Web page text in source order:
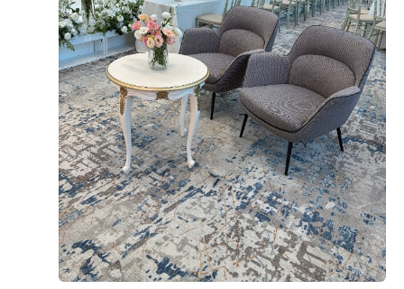
찾기 어려웠는데 요기는 확실히 층고가 높아서 웅장하다
🤩 예식이 없는 평일에 상담을 간 거라 하늘 뚜껑이 열리지
않았는데도 이렇게 화사합니다요.. 실제 주말 식때는 더더
더 밝았다!!! 들어가자마자 꽃향기 대박… 🌸 펠리체홀의
매력: 앞 큰 화면을 내 취향대로 꾸밀 수 있음 ! 양 옆 통창
도 너무 맘에 들었던.. 양옆에 커튼을 치고 식을 진행할 수
도 있고, 사진처럼 커튼을 열고 빛이 들어오게 진행할 수도
있다구 하셨다 하객의 입장에서 신부 입장을 본다면 이런
시각일 듯 ..!! 신부 입장은 요기 문에 커튼이 달려 있어서
커튼이 사라락 열리고 입장할 수 있다고 하셨다~~~ 너무
로맨틱하자낭..💖 다른 밝은 홀보다 펠리체홀이 좋았던 이
유는 이 꽃 색감이 너무나 내 스타일!!! 사실 셀럽앤어셈은
꽃 색감이 하양+초록이라 아쉬웠그든요.. 파스텔 색감 조
+1
안녕하세요. 드디어 1년 넘게 준비했던 결혼식을 무사히
마치고 본식 후기를 남겨봅니다. 결혼 준비를 시작했을 때
는 본식이 정말 한참 남은 일처럼 느껴졌는데, 식장을 계약
하고 스드메를 정하고 예물과 예복을 준비하고 하나씩 체
크리스트를 지워나가다 보니 어느새 본식 당일이 되어 있
었습니다. 준비하는 동안에는 시간이 참 더디게 가는 것 같
았는데, 지나고 보니 정말 순식간이었습니다. ​ 저희는 DM
C타워웨딩 펠리체홀에서 예식을 진행했습니다. 처음 홀 투
더 보기
후기가 도움이 되었나요? 0